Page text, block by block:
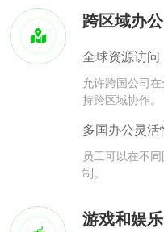
跨区域办公
全球资源访问
允许跨国公司
持跨区域协作。
多国办公灵活
员工可以在不
制。
游戏和娱乐